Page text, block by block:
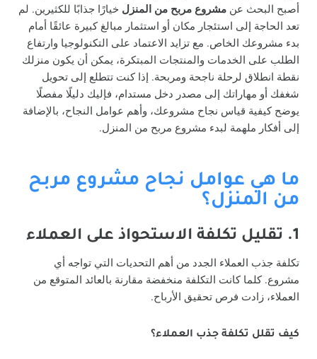
أصبح البحث عن مشروع مربح من المنزل خيارًا جذابًا للكثيرين. لم
تعد الحاجة إلى استئجار مكان أو استثمار مبالغ كبيرة عائقًا أمام
بدء مشروعك الخاص. مع تزايد الاعتماد على التكنولوجيا وارتفاع
الطلب على الخدمات والمنتجات المبتكرة، يمكن أن يكون منزلك
نقطة انطلاق لرحلة ناجحة ومربحة. إذا كنت تتطلع إلى تحويل
شغفك أو مهاراتك إلى مصدر دخل مستدام، فإليك دليلًا مفصلًا
يوضح كيفية قياس نجاح مشروعك، وأهم عوامل النجاح، بالإضافة
إلى أفكار ملهمة لبدء مشروع مربح من المنزل.
ما هي عوامل نجاح مشروع مربح
من المنزل؟
1. تقليل تكلفة الاستحواذ على العملاء
تكلفة جذب العملاء الجدد من أهم التحديات التي تواجه أي
مشروع. كلما كانت التكلفة منخفضة مقارنة بالعائد المتوقع من
العملاء، زادت فرص تحقيق الأرباح.
كيف تقلل تكلفة جذب العملاء؟